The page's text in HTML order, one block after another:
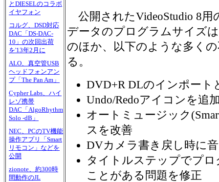
とDIESELのコラボ
イヤフォン
コルグ、DSD対応
DAC「DS-DAC-
10」の次回出荷
を'13年2月に
ALO、真空管USB
ヘッドフォンアン
プ「The Pan Am」
Cypher Labs、ハイ
レゾ携帯
DAC「AlgoRhythm
Solo -dB」
NEC、PCのTV機能
操作アプリ「Smart
リモコン」などを
公開
zionote、約300時
間動作のJL
公開されたVideoStudio 8用
データのプログラムサイズ
のほか、以下のような多く
る。
DVD+R DLのインポート
Undo/Redoアイコンを追
オートミュージック
スを改善
DVカメラ書き戻し時に
タイトルステップでプ
ことがある問題を修正